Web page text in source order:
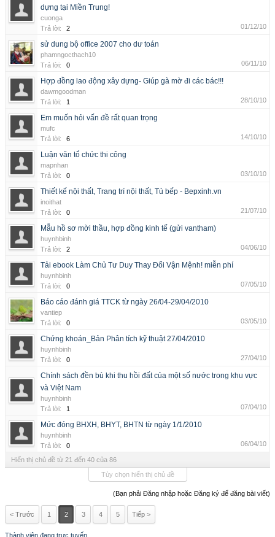
dựng tại Miền Trung!
cuonga
Trả lời:
2 01/12/10
sử dung bộ office 2007 cho dư toán
phamngocthach10
Trả lời:
0 06/11/10
Hợp đồng lao động xây dựng- Giúp gà mờ đi các bác!!!
dawmgoodman
Trả lời:
1 28/10/10
Em muốn hỏi vấn đề rất quan trọng
mufc
Trả lời:
6 14/10/10
Luận văn tổ chức thi công
mapnhan
Trả lời:
0 03/10/10
Thiết kế nội thất, Trang trí nội thất, Tủ bếp - Bepxinh.vn
inoithat
Trả lời:
0 21/07/10
Mẫu hồ sơ mời thầu, hợp đồng kinh tế (gửi vantham)
huynhbinh
Trả lời:
2 04/06/10
Tải ebook Làm Chủ Tư Duy Thay Đổi Vận Mệnh! miễn phí
huynhbinh
Trả lời:
0 07/05/10
Báo cáo đánh giá TTCK từ ngày 26/04-29/04/2010
vantiep
Trả lời:
0 03/05/10
Chứng khoán_Bản Phân tích kỹ thuật 27/04/2010
huynhbinh
Trả lời:
0 27/04/10
Chính sách đền bù khi thu hồi đất của một số nước trong khu vực
và Việt Nam
huynhbinh
Trả lời:
1 07/04/10
Mức đóng BHXH, BHYT, BHTN từ ngày 1/1/2010
huynhbinh
Trả lời:
0 06/04/10
Hiển thị chủ đề từ 21 đến 40 của 86
Tùy chọn hiển thị chủ đề
(Bạn phải Đăng nhập hoặc Đăng ký để đăng bài viết)
< Trước 1 2 3 4 5 Tiếp >
Thành viên đang trực tuyến